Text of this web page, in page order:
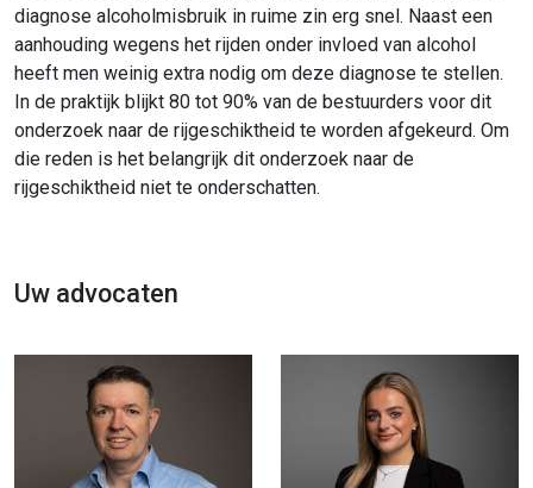
diagnose alcoholmisbruik in ruime zin erg snel. Naast een
aanhouding wegens het rijden onder invloed van alcohol
heeft men weinig extra nodig om deze diagnose te stellen.
In de praktijk blijkt 80 tot 90% van de bestuurders voor dit
onderzoek naar de rijgeschiktheid te worden afgekeurd. Om
die reden is het belangrijk dit onderzoek naar de
rijgeschiktheid niet te onderschatten.
Uw advocaten